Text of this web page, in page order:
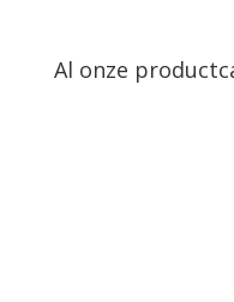
Al onze